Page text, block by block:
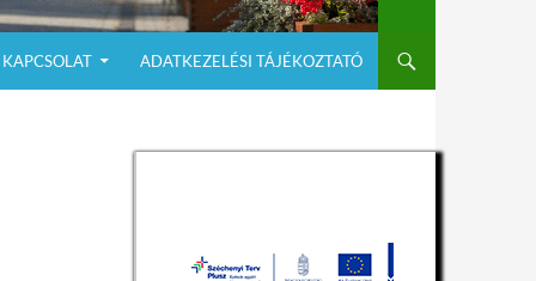
KAPCSOLAT ADATKEZELÉSI TÁJÉKOZTATÓ